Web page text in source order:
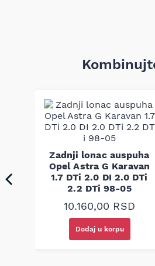
Lonac je dizajniran da obezbedi
omogućava pravilnu montažu i rad
Napomena: kompatibilnost
Zadnji lonac auspuha
Opel Astra G Karavan
1.7 DTi 2.0 DI 2.0 DTi
2.2 DTi 98-05
10.160,00 RSD
Dodaj u korpu